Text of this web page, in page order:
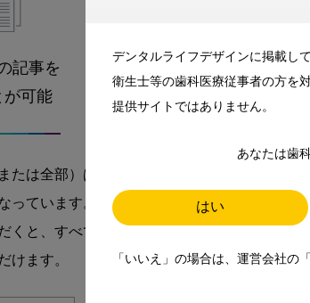
デンタルライフデザインに掲載し
衛生士等の歯科医療従事者の方を
提供サイトではありません。
あなたは歯
はい
「いいえ」の場合は、運営会社の
記事を
が可能
たは全部）は
っています。
くと、すべて
けます。
メールマ
師、歯科衛生
お届けします